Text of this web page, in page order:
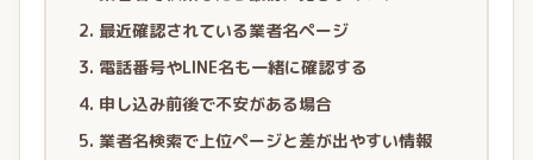
最近確認されている業者名ページ
電話番号やLINE名も一緒に確認する
申し込み前後で不安がある場合
業者名検索で上位ページと差が出やすい情報